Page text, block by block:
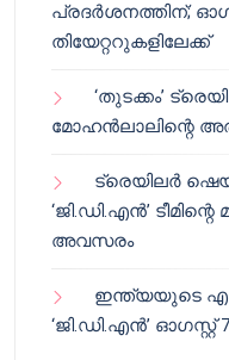
പ്രദർശനത്തിന്;
തിയേറ്ററുകളിലേക്ക്
‘തുടക്കം’
മോഹൻലാലിന്റെ
ട്രെയിലർ
‘ജി.ഡി.എൻ’
അവസരം
ഇന്ത്യയുടെ
‘ജി.ഡി.എൻ’ ഓഗസ്റ്റ്